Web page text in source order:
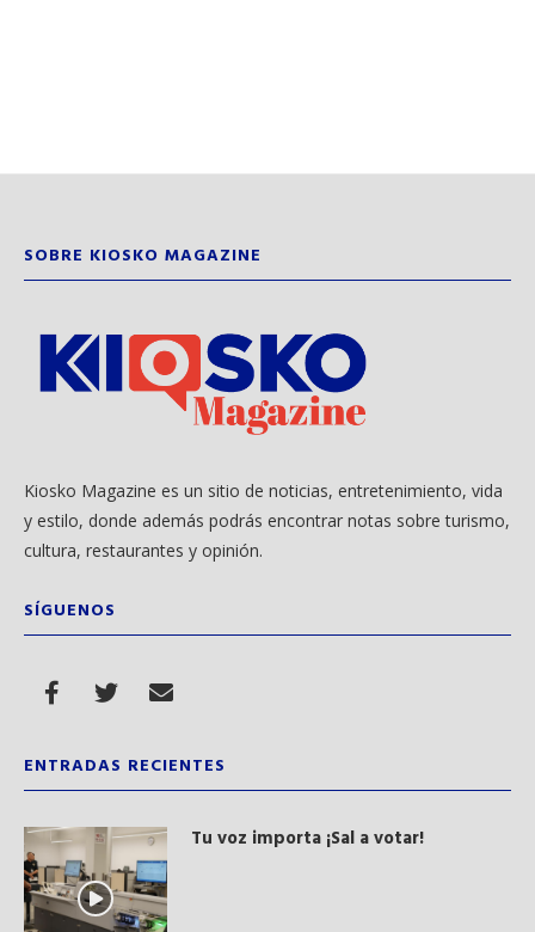
SOBRE KIOSKO MAGAZINE
Kiosko Magazine es un sitio de noticias, entretenimiento, vida
y estilo, donde además podrás encontrar notas sobre turismo,
cultura, restaurantes y opinión.
SÍGUENOS
ENTRADAS RECIENTES
Tu voz importa ¡Sal a votar!